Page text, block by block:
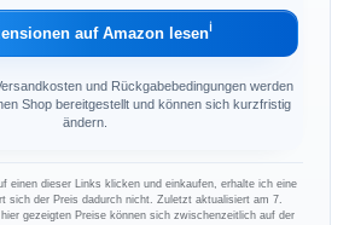
auf Amazon lesenℹ︎
und Rückgabebedingungen werden
Shop bereitgestellt und können sich kurzfristig
ändern.
einen dieser Links klicken und einkaufen, erhalte ich eine
sich der Preis dadurch nicht. Zuletzt aktualisiert am 7.
gezeigten Preise können sich zwischenzeitlich auf der